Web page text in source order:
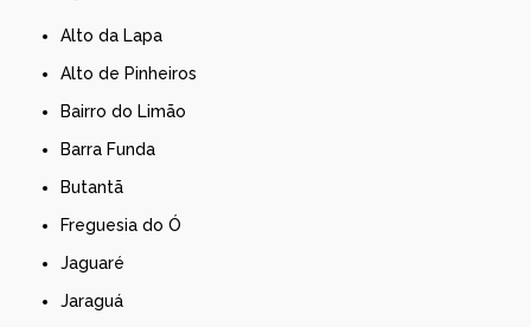
Alto da Lapa
Alto de Pinheiros
Bairro do Limão
Barra Funda
Butantã
Freguesia do Ó
Jaguaré
Jaraguá